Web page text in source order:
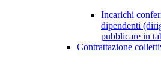
Incarichi
dipendenti
pubblicare in
Contrattazione